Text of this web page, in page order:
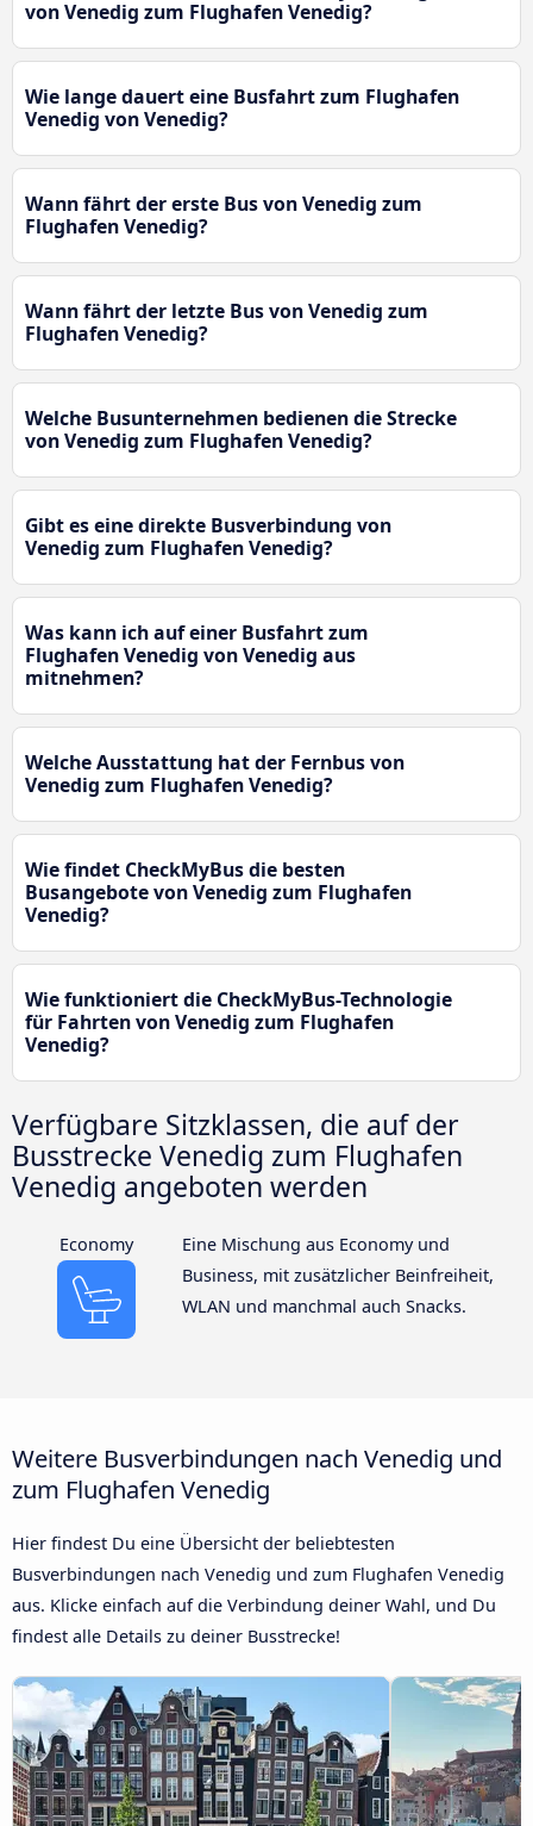
von Venedig zum Flughafen Venedig?
Wie lange dauert eine Busfahrt zum Flughafen
Venedig von Venedig?
Wann fährt der erste Bus von Venedig zum
Flughafen Venedig?
Wann fährt der letzte Bus von Venedig zum
Flughafen Venedig?
Welche Busunternehmen bedienen die Strecke
von Venedig zum Flughafen Venedig?
Gibt es eine direkte Busverbindung von
Venedig zum Flughafen Venedig?
Was kann ich auf einer Busfahrt zum
Flughafen Venedig von Venedig aus
mitnehmen?
Welche Ausstattung hat der Fernbus von
Venedig zum Flughafen Venedig?
Wie findet CheckMyBus die besten
Busangebote von Venedig zum Flughafen
Venedig?
Wie funktioniert die CheckMyBus-Technologie
für Fahrten von Venedig zum Flughafen
Venedig?
Verfügbare Sitzklassen, die auf der
Busstrecke Venedig zum Flughafen
Venedig angeboten werden
Economy
Eine Mischung aus Economy und
Business, mit zusätzlicher Beinfreiheit,
WLAN und manchmal auch Snacks.
Weitere Busverbindungen nach Venedig und
zum Flughafen Venedig
Hier findest Du eine Übersicht der beliebtesten
Busverbindungen nach Venedig und zum Flughafen Venedig
aus. Klicke einfach auf die Verbindung deiner Wahl, und Du
findest alle Details zu deiner Busstrecke!